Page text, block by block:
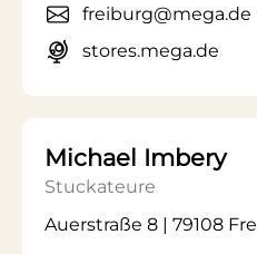
freiburg@mega.de
stores.mega.de
Michael Imbery
Stuckateure
Auerstraße 8 | 79108